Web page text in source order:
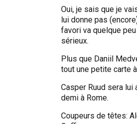
Oui, je sais que je
lui donne pas
favori va quelque
sérieux.
Plus que Daniil
tout une petite carte
Casper Ruud sera
demi à Rome.
Coupeurs de têtes: